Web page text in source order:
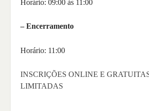
Horário: 09:00 às 11:00
– Encerramento
Horário: 11:00
INSCRIÇÕES ONLINE E
LIMITADAS